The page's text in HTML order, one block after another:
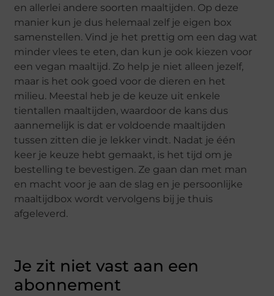
en allerlei andere soorten maaltijden. Op deze
manier kun je dus helemaal zelf je eigen box
samenstellen. Vind je het prettig om een dag wat
minder vlees te eten, dan kun je ook kiezen voor
een vegan maaltijd. Zo help je niet alleen jezelf,
maar is het ook goed voor de dieren en het
milieu. Meestal heb je de keuze uit enkele
tientallen maaltijden, waardoor de kans dus
aannemelijk is dat er voldoende maaltijden
tussen zitten die je lekker vindt. Nadat je één
keer je keuze hebt gemaakt, is het tijd om je
bestelling te bevestigen. Ze gaan dan met man
en macht voor je aan de slag en je persoonlijke
maaltijdbox wordt vervolgens bij je thuis
afgeleverd.
Je zit niet vast aan een
abonnement